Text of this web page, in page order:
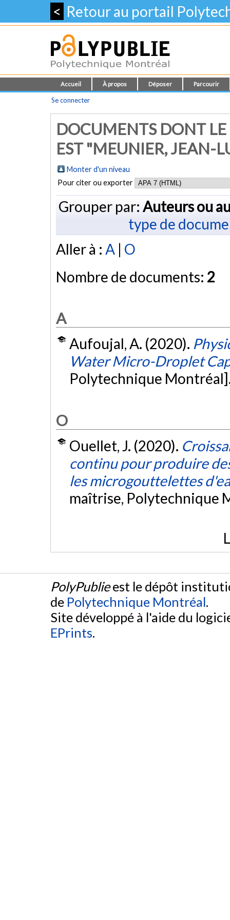
< Retour au portail
Accueil À propos Déposer Parcourir
Se connecter
DOCUMENTS DONT
EST "MEUNIER, JEAN-
Monter d'un niveau
Pour citer ou exporter
Grouper par: Auteurs ou
type de
Aller à : A | O
Nombre de documents: 2
A
Aufoujal, A. (2020).
Water Micro-Droplet
Polytechnique
O
Ouellet, J. (2020).
continu pour produire
les microgouttelettes
maîtrise, Polytechnique
PolyPublieest le dépôt
de Polytechnique Montréal.
Site développé à l'aide du
EPrints.